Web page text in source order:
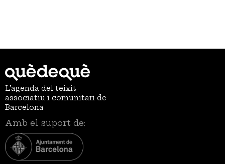
L’agenda del teixit
associatiu i comunitari de
Barcelona
Amb el suport de: